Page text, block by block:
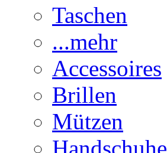
Taschen
...mehr
Accessoires
Brillen
Mützen